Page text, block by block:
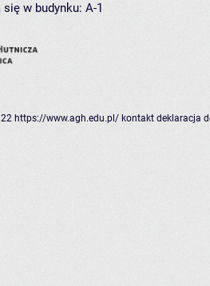
w budynku: A-1
https://www.agh.edu.pl/ kontakt deklaracja